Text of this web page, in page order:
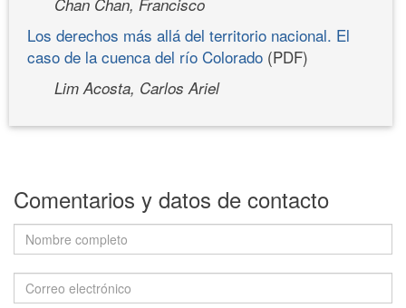
Los derechos más allá del territorio nacional. El
caso de la cuenca del río Colorado (PDF)
Lim Acosta, Carlos Ariel
Comentarios y datos de contacto